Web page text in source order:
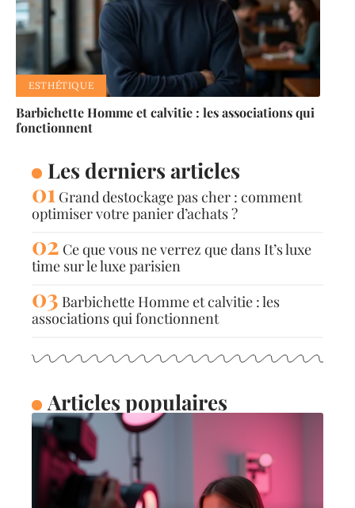
ESTHÉTIQUE
Barbichette Homme et calvitie : les associations qui
fonctionnent
Les derniers articles
Grand destockage pas cher : comment
optimiser votre panier d’achats ?
Ce que vous ne verrez que dans It’s luxe
time sur le luxe parisien
Barbichette Homme et calvitie : les
associations qui fonctionnent
Articles populaires